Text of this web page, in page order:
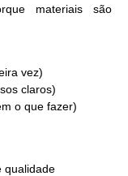
materiais são
vez)
claros)
o que fazer)
qualidade